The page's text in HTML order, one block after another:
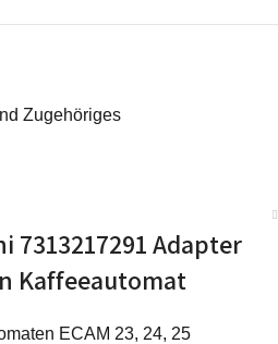
Zugehöriges
7313217291 Adapter
Kaffeeautomat
ECAM 23, 24, 25